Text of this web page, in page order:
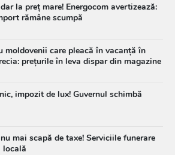
la preț mare! Energocom avertizează:
rămâne scumpă
moldovenii care pleacă în vacanță în
prețurile în leva dispar din magazine
impozit de lux! Guvernul schimbă
mai scapă de taxe! Serviciile funerare
locală